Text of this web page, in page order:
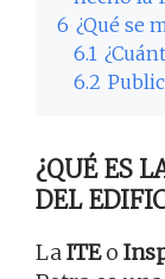
6 ¿Qué se
6.1
6.2
¿QUÉ ES
DEL
LaITEo